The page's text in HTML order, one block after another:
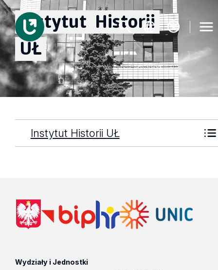
Instytut Historii
UŁ
Instytut Historii UŁ
Wydziały i Jednostki